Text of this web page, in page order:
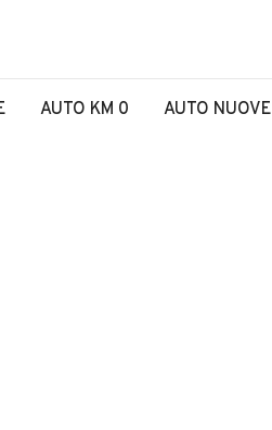
AUTO KM 0 AUTO NUOVE